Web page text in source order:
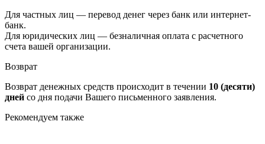
Для частных лиц — перевод денег через банк или интернет-
банк.
Для юридических лиц — безналичная оплата с расчетного
счета вашей организации.
Возврат
Возврат денежных средств происходит в течении 10 (десяти)
дней со дня подачи Вашего письменного заявления.
Рекомендуем также